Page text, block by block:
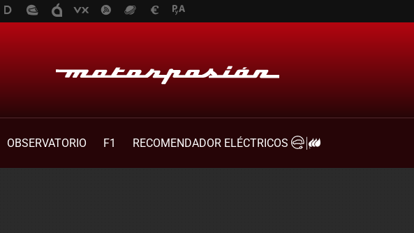
OBSERVATORIO F1
RECOMENDADOR ELÉCTRICOS